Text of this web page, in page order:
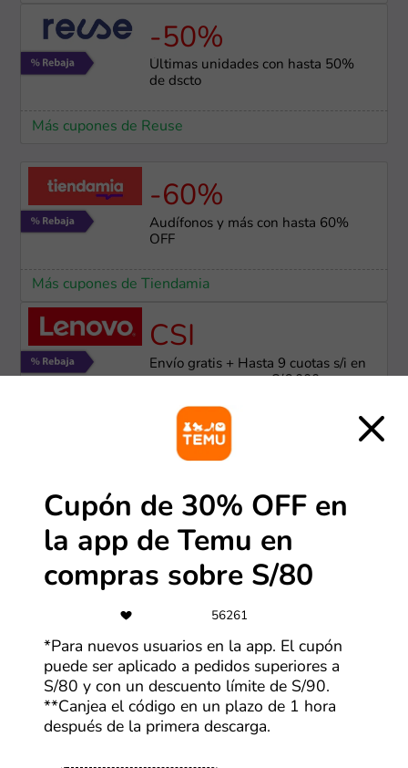
-50%
Últimas unidades con hasta 50%
de dscto
Más cupones de Reuse
-60%
Audífonos y más con hasta 60%
OFF
Más cupones de Tiendamia
CSI
Envío gratis + Hasta 9 cuotas s/i en
compras mayores a S/.6,000
Más cupones de Lenovo
-40%
Más cupones de HP
24 cuotas
Hasta 24 cuotas sin intereses con
Scotiabank
Más cupones de LG
Cupón de 30% OFF en
la app de Temu en
compras sobre S/80
56261
*Para nuevos usuarios en la app. El cupón
puede ser aplicado a pedidos superiores a
S/80 y con un descuento límite de S/90.
**Canjea el código en un plazo de 1 hora
después de la primera descarga.